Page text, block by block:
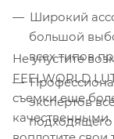
Широкий
большой
всех типов
экспертов
подходящего
Не упустите
FEELWORLD
съемки еще
качественными.